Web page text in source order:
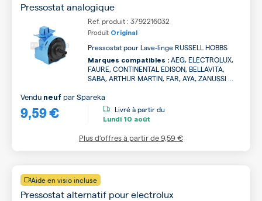
Pressostat analogique
Ref. produit : 3792216032
Produit Original
Pressostat pour Lave-linge RUSSELL HOBBS
Marques compatibles : AEG, ELECTROLUX,
FAURE, CONTINENTAL EDISON, BELLAVITA,
SABA, ARTHUR MARTIN, FAR, AYA, ZANUSSI ...
9,59 €
Vendu neuf parSpareka
Livré à partir du
Lundi 10 août
Plus d’offres à partir de9,59 €
Aide en visio incluse
Pressostat alternatif pour electrolux